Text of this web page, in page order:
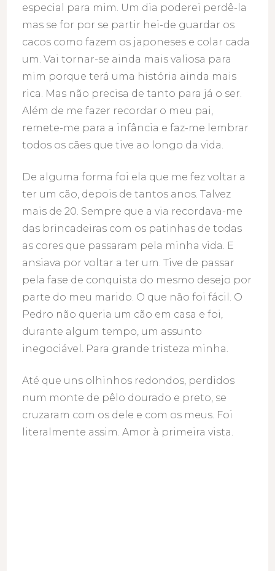
especial para mim. Um dia poderei perdê-la
mas se for por se partir hei-de guardar os
cacos como fazem os japoneses e colar cada
um. Vai tornar-se ainda mais valiosa para
mim porque terá uma história ainda mais
rica. Mas não precisa de tanto para já o ser.
Além de me fazer recordar o meu pai,
remete-me para a infância e faz-me lembrar
todos os cães que tive ao longo da vida.
De alguma forma foi ela que me fez voltar a
ter um cão, depois de tantos anos. Talvez
mais de 20. Sempre que a via recordava-me
das brincadeiras com os patinhas de todas
as cores que passaram pela minha vida. E
ansiava por voltar a ter um. Tive de passar
pela fase de conquista do mesmo desejo por
parte do meu marido. O que não foi fácil. O
Pedro não queria um cão em casa e foi,
durante algum tempo, um assunto
inegociável. Para grande tristeza minha.
Até que uns olhinhos redondos, perdidos
num monte de pêlo dourado e preto, se
cruzaram com os dele e com os meus. Foi
literalmente assim. Amor à primeira vista.